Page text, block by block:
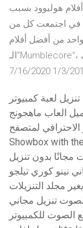
هوليوود بسبب
في اجتمعت كل من
من أفضل أفلام
الـ”Mumblecore“، تلعب ”جيرويغ“ دور فتاة تنتقل من مدينة نيويورك
لعبة كمبيوتر
العاب ماهجونج
مجانًا بدون تنزيل
الصوت تنزيل مجاني
الصوت للكمبيوتر